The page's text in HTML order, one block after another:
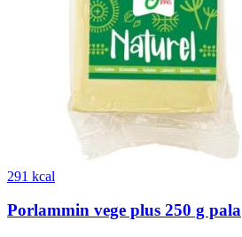
291 kcal
Porlammin vege plus 250 g pala